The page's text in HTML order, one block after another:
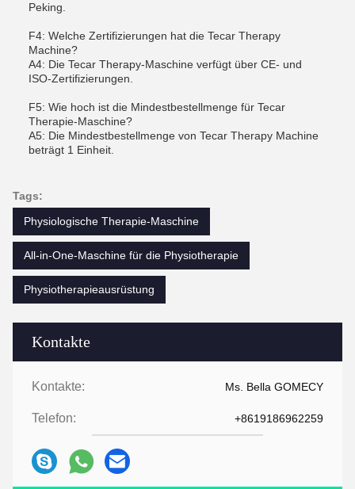
Kontakte
Kontakte: Ms. Bella GOMECY
Telefon: +8619186962259
Peking.
F4: Welche Zertifizierungen hat die Tecar Therapy
Machine?
A4: Die Tecar Therapy-Maschine verfügt über CE- und
ISO-Zertifizierungen.
F5: Wie hoch ist die Mindestbestellmenge für Tecar
Therapie-Maschine?
A5: Die Mindestbestellmenge von Tecar Therapy Machine
beträgt 1 Einheit.
Tags:
Physiologische Therapie-Maschine
All-in-One-Maschine für die Physiotherapie
Physiotherapieausrüstung